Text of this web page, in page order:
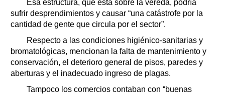
Esa estructura, que está sobre la vereda, podría
sufrir desprendimientos y causar “una catástrofe por la
cantidad de gente que circula por el sector”.
Respecto a las condiciones higiénico-sanitarias y
bromatológicas, mencionan la falta de mantenimiento y
conservación, el deterioro general de pisos, paredes y
aberturas y el inadecuado ingreso de plagas.
Tampoco los comercios contaban con “buenas